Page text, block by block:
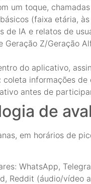
um toque,
(faixa etária,
de IA e relatos de
Geração Z/Geração
do aplicativo,
coleta informações
antes de
de
em horários de
WhatsApp,
Reddit (áudio/vídeo